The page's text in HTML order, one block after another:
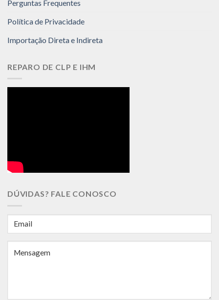
Perguntas Frequentes
Política de Privacidade
Importação Direta e Indireta
REPARO DE CLP E IHM
DÚVIDAS? FALE CONOSCO